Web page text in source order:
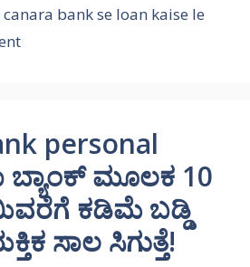
canara bank se loan kaise le
personal
ಬ್ಯಾಂಕ್ ಮೂಲಕ 10
ಕಡಿಮೆ ಬಡ್ಡಿ
ಸಾಲ ಸಿಗುತ್ತೆ!